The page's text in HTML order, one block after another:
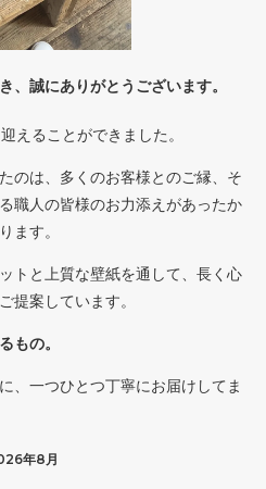
、誠にありがとうございます。
えることができました。
のは、多くのお客様とのご縁、そ
職人の皆様のお力添えがあったか
ます。
トと上質な壁紙を通して、長く心
提案しています。
もの。
、一つひとつ丁寧にお届けしてま
年8月